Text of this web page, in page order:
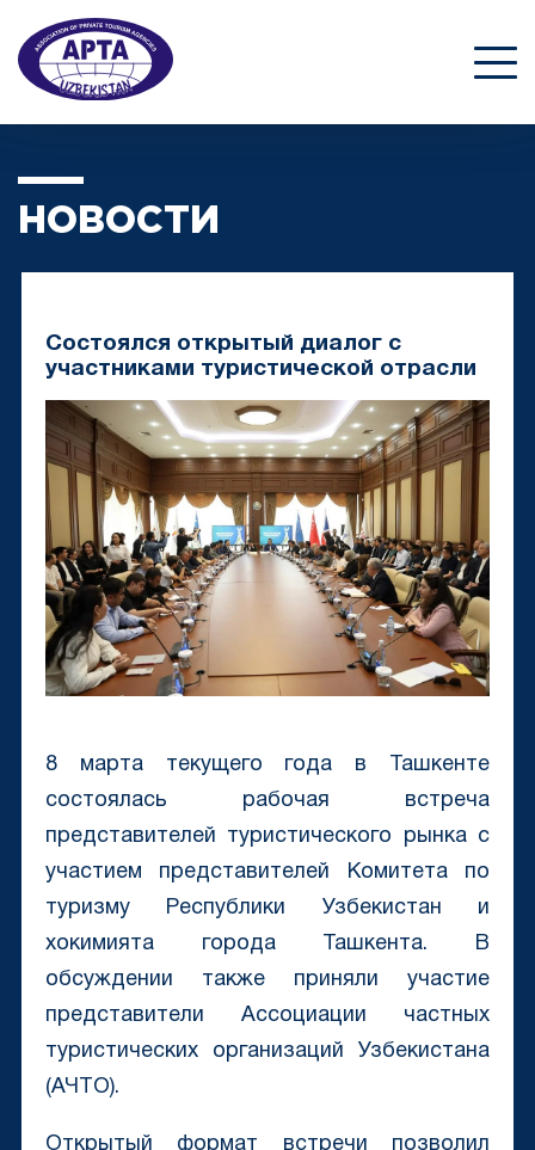
НОВОСТИ
Состоялся открытый диалог с
участниками туристической отрасли
8 марта текущего года в Ташкенте
состоялась рабочая встреча
представителей туристического рынка с
участием представителей Комитета по
туризму Республики Узбекистан и
хокимията города Ташкента. В
обсуждении также приняли участие
представители Ассоциации частных
туристических организаций Узбекистана
(АЧТО).
Открытый формат встречи позволил